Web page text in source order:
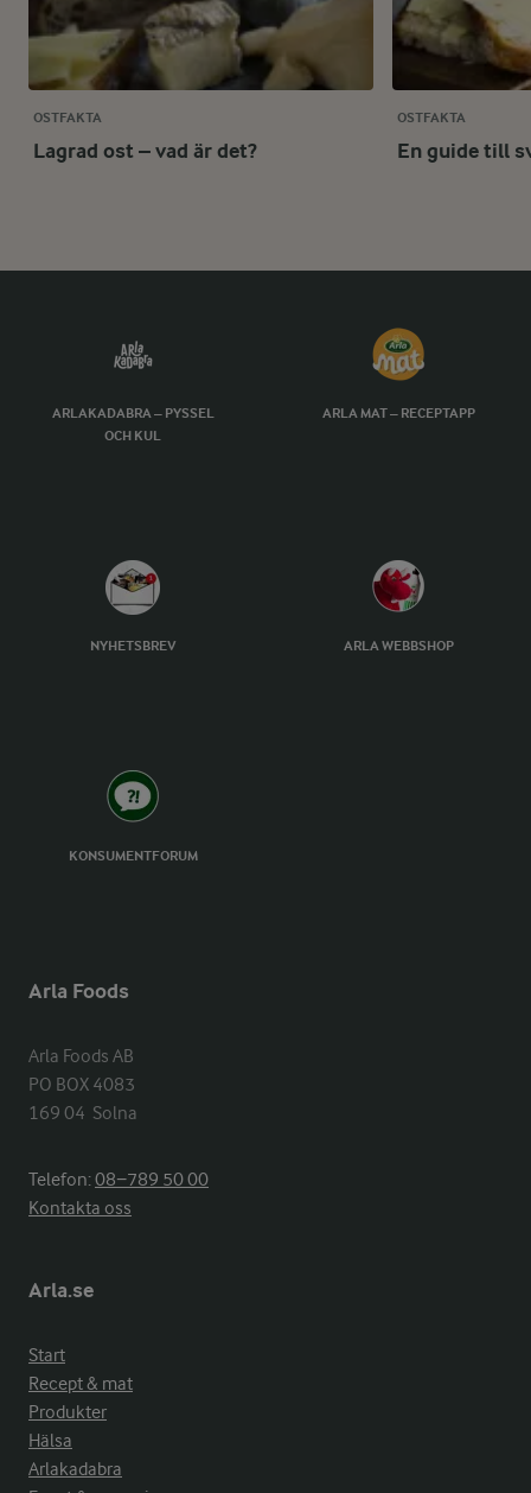
OSTFAKTA
Lagrad ost – vad är det?
OSTFAKTA
En guide till
ARLAKADABRA – PYSSEL
OCH KUL
ARLA MAT – RECEPTAPP
NYHETSBREV ARLA WEBBSHOP
KONSUMENTFORUM
Arla Foods
Arla Foods AB
PO BOX 4083
169 04  Solna
Telefon:08−789 50 00
Kontakta oss
Arla.se
Start
Recept & mat
Produkter
Hälsa
Arlakadabra